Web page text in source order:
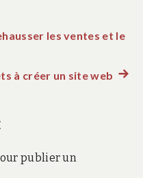
les ventes et le
à créer un site web
publier un